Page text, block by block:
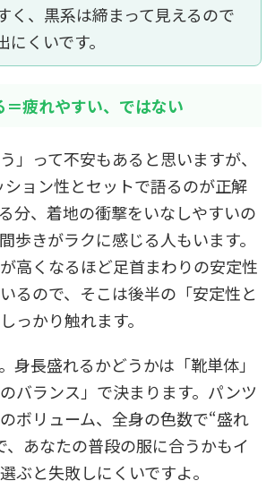
く、黒系は締まって見えるので
くいです。
＝疲れやすい、ではない
」って不安もあると思いますが、
ョン性とセットで語るのが正解
分、着地の衝撃をいなしやすいの
歩きがラクに感じる人もいます。
高くなるほど足首まわりの安定性
るので、そこは後半の「安定性と
っかり触れます。
身長盛れるかどうかは「靴単体」
バランス」で決まります。パンツ
ボリューム、全身の色数で“盛れ
、あなたの普段の服に合うかもイ
ぶと失敗しにくいですよ。